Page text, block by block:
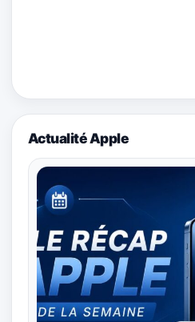
Actualité Apple